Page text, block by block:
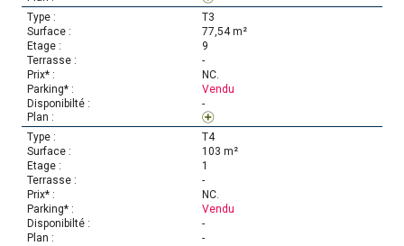
T3
77,54 m²
9
-
NC.
Vendu
-
T4
103 m²
1
-
NC.
Vendu
-
-